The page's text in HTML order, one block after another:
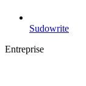
Sudowrite
Entreprise